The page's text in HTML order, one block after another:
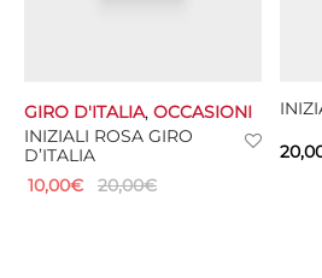
INIZIALI ROSA GIRO
D’ITALIA
GIRO D'ITALIA, OCCASIONI
10,00€ 20,00€